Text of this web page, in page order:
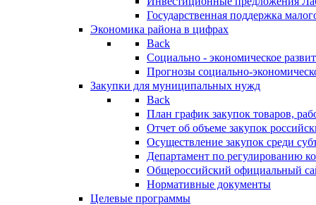
Государственная поддержка
Экономика района в цифрах
Back
Социально - экономическое
Прогнозы социально-
Закупки для муниципальных нужд
Back
План график закупок товаров,
Отчет об объеме закупок
Осуществление закупок среди
Департамент по регулированию
Общероссийский официальный
Нормативные документы
Целевые программы